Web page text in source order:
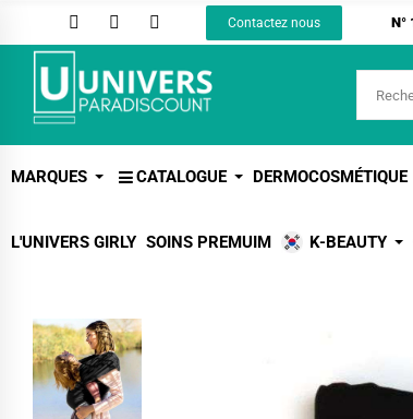
Contactez nous N°
MARQUES CATALOGUE DERMOCOSMÉTIQUE
L'UNIVERS GIRLY SOINS PREMUIM K-BEAUTY